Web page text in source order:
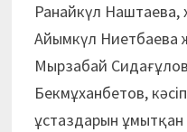
Ранайкүл Наштаева,
Айымкүл Ниетбаева
Мырзабай
Бекмұханбетов,
ұстаздарын